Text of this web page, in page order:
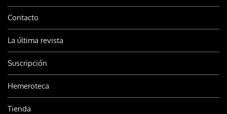
Contacto
La última revista
Suscripción
Hemeroteca
Tienda